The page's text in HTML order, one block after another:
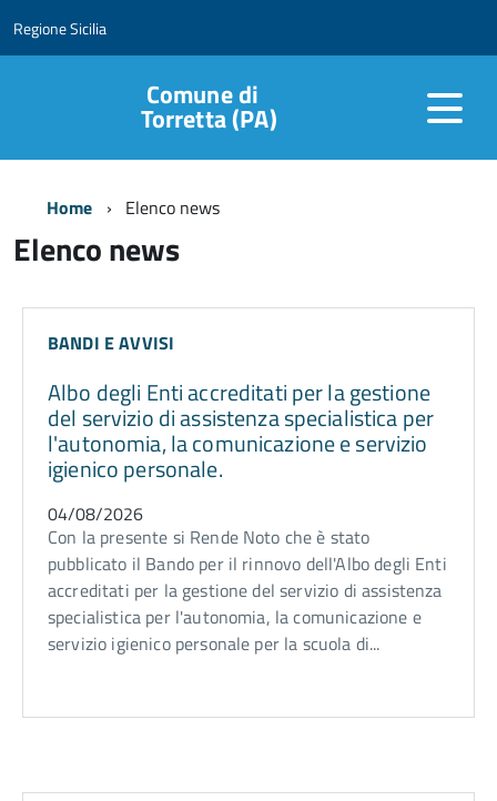
Regione Sicilia
Comune di
Torretta (PA)
Home Elenco news
Elenco news
BANDI E AVVISI
Albo degli Enti accreditati per la gestione
del servizio di assistenza specialistica per
l'autonomia, la comunicazione e servizio
igienico personale.
04/08/2026
Con la presente si Rende Noto che è stato
pubblicato il Bando per il rinnovo dell'Albo degli Enti
accreditati per la gestione del servizio di assistenza
specialistica per l'autonomia, la comunicazione e
servizio igienico personale per la scuola di...